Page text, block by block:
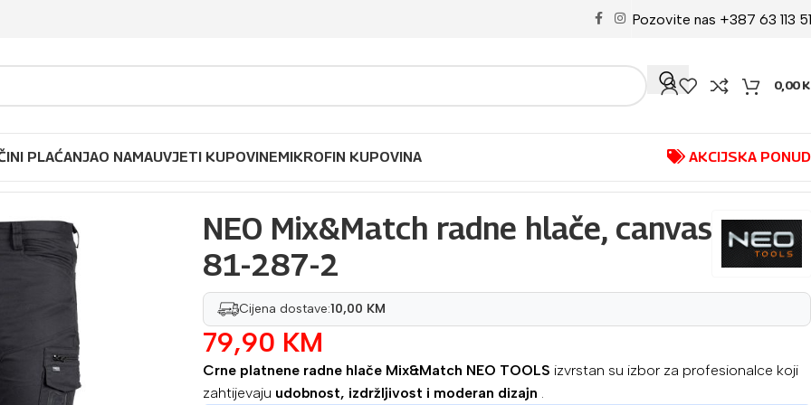
Pozovite nas +387 63 113
0,00
PLAĆANJAO NAMAUVJETI KUPOVINEMIKROFIN KUPOVINA AKCIJSKA
NEO Mix&Match radne hlače, canvas
81-287-2
Cijena dostave:10,00 KM
79,90 KM
Crne platnene radne hlače Mix&Match NEO TOOLS izvrstan su izbor za profesionalce koji
zahtijevaju udobnost, izdržljivost i moderan dizajn